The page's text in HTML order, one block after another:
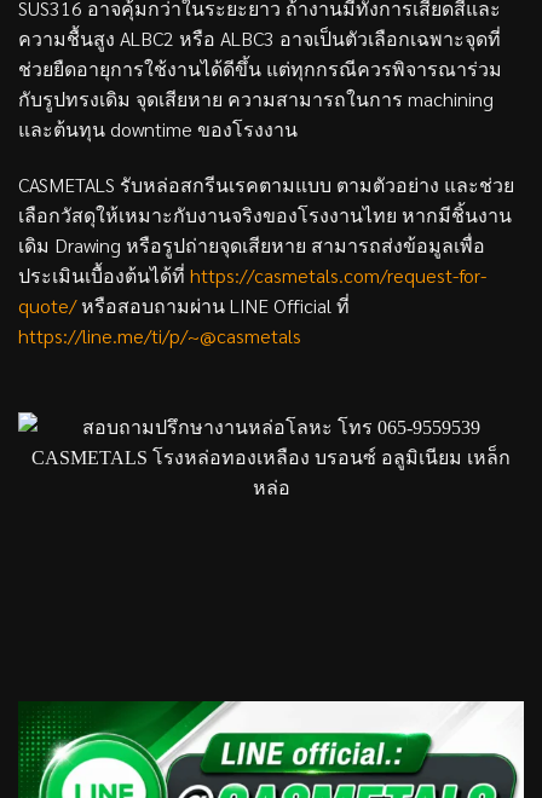
SUS316 อาจคุ้มกว่าในระยะยาว ถ้างานมีทั้งการเสียดสีและ
ความชื้นสูง ALBC2 หรือ ALBC3 อาจเป็นตัวเลือกเฉพาะจุดที่
ช่วยยืดอายุการใช้งานได้ดีขึ้น แต่ทุกกรณีควรพิจารณาร่วม
กับรูปทรงเดิม จุดเสียหาย ความสามารถในการ machining
และต้นทุน downtime ของโรงงาน
CASMETALS รับหล่อสกรีนเรคตามแบบ ตามตัวอย่าง และช่วย
เลือกวัสดุให้เหมาะกับงานจริงของโรงงานไทย หากมีชิ้นงาน
เดิม Drawing หรือรูปถ่ายจุดเสียหาย สามารถส่งข้อมูลเพื่อ
ประเมินเบื้องต้นได้ที่ https://casmetals.com/request-for-
quote/หรือสอบถามผ่าน LINE Official ที่
https://line.me/ti/p/~@casmetals